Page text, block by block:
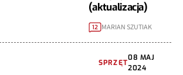
(aktualizacja)
12 MARIAN SZUTIAK
SPRZĘT
08 MAJ
2024